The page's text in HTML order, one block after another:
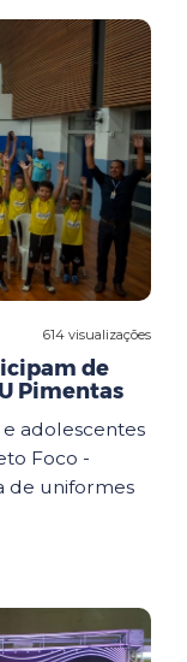
614 visualizações
de
Pimentas
e adolescentes
Foco -
de uniformes